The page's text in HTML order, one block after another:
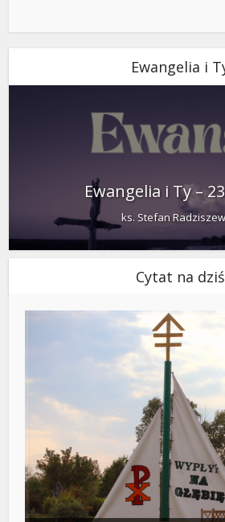
Ewangelia i
Ewangelia i Ty –
ks. Stefan
Cytat na dziś